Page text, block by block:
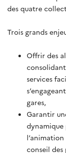
des quatre
Trois grands
Offrir des
services
gares,
Garantir
conseil des